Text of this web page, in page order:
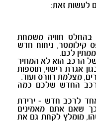
לעשות זאת:
בהחלט חוויה משמחת
ניחוח חדש
לכם.
הרכב הוא לא המחיר
אגרת רישוי, תוספות
מצלמת רוורס ועוד.
החדש שלכם כמה
לרכב חדש - ירידת
כך שאם אתם מאמינים
מומלץ לקחת גם את